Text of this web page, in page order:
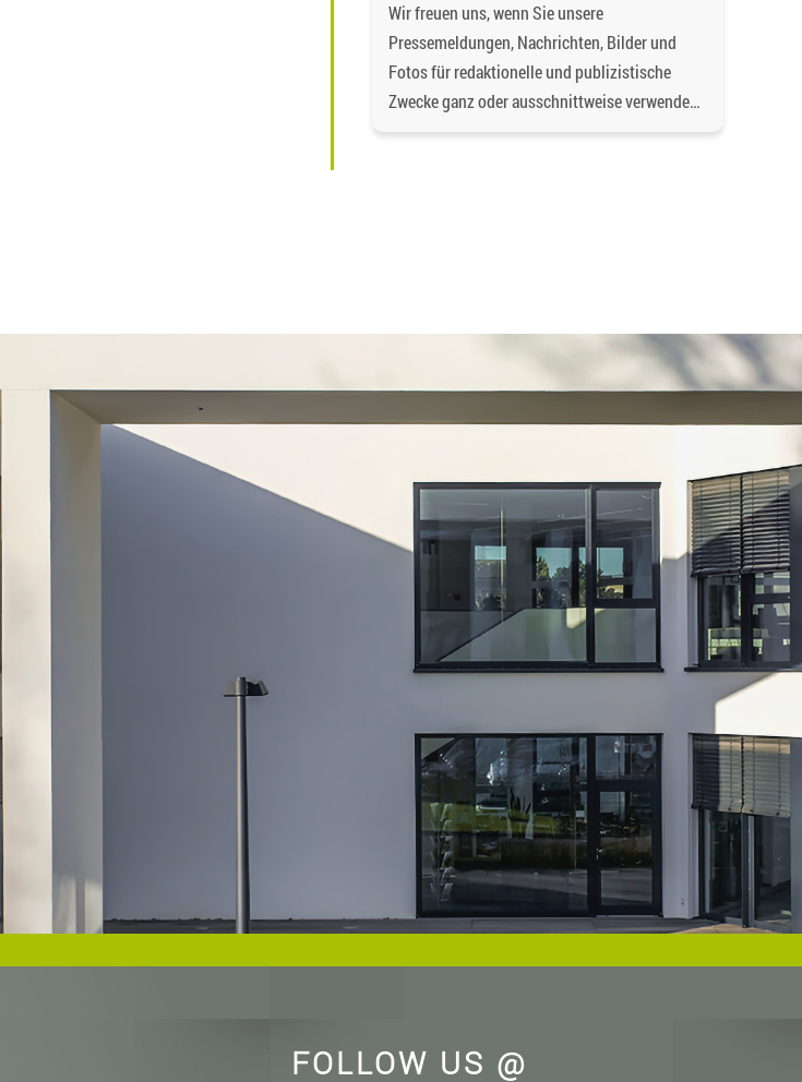
Wir freuen uns, wenn Sie unsere
Pressemeldungen, Nachrichten, Bilder und
Fotos für redaktionelle und publizistische
Zwecke ganz oder ausschnittweise verwenden,
liegen bei der Baugenossenschaft Dormagen
angegeben, z.B. bei Bildern und Fotos von
Fotostock-Anbietern. In diesen Fällen wenden
wenn Sie das Material verwenden wollen.
FOLLOW US @